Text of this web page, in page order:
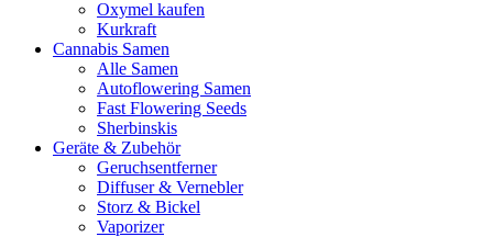
Oxymel kaufen
Kurkraft
Cannabis Samen
Alle Samen
Autoflowering Samen
Fast Flowering Seeds
Sherbinskis
Geräte & Zubehör
Geruchsentferner
Diffuser & Vernebler
Storz & Bickel
Vaporizer